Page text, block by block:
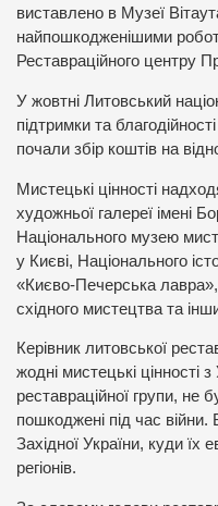
виставлено в Музеї
найпошкодженішими
Реставраційного центру
У жовтні Литовський
підтримки та
почали збір коштів на
Мистецькі цінності
художньої галереї імені
Національного музею
у Києві, Національного
«Києво-Печерська
східного мистецтва та
Керівник литовської
жодні мистецькі цінності
реставраційної групи, не
пошкоджені під час війни.
Західної України, куди їх
регіонів.